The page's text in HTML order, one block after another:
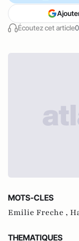
Écoutez cet article
MOTS-CLES
Emilie Freche ,
THEMATIQUES